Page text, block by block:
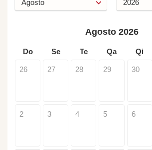
Agosto 2026
Do Se Te Qa Qi
26 27 28 29 30
2 3 4 5 6